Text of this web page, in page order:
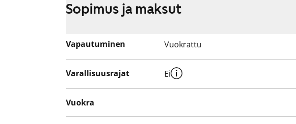
Sopimus ja maksut
Vapautuminen Vuokrattu
Varallisuusrajat Ei
Vuokra